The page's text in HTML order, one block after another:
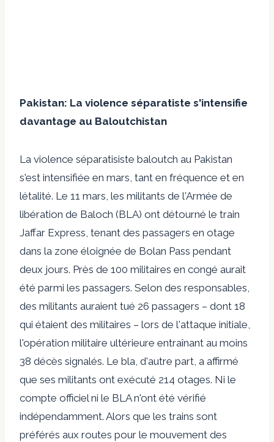
Pakistan: La violence séparatiste s'intensifie
davantage au Baloutchistan
La violence séparatisiste baloutch au Pakistan
s'est intensifiée en mars, tant en fréquence et en
létalité. Le 11 mars, les militants de l'Armée de
libération de Baloch (BLA) ont détourné le train
Jaffar Express, tenant des passagers en otage
dans la zone éloignée de Bolan Pass pendant
deux jours. Près de 100 militaires en congé aurait
été parmi les passagers. Selon des responsables,
des militants auraient tué 26 passagers – dont 18
qui étaient des militaires – lors de l'attaque initiale,
l'opération militaire ultérieure entraînant au moins
38 décès signalés. Le bla, d'autre part, a affirmé
que ses militants ont exécuté 214 otages. Ni le
compte officiel ni le BLA n'ont été vérifié
indépendamment. Alors que les trains sont
préférés aux routes pour le mouvement des